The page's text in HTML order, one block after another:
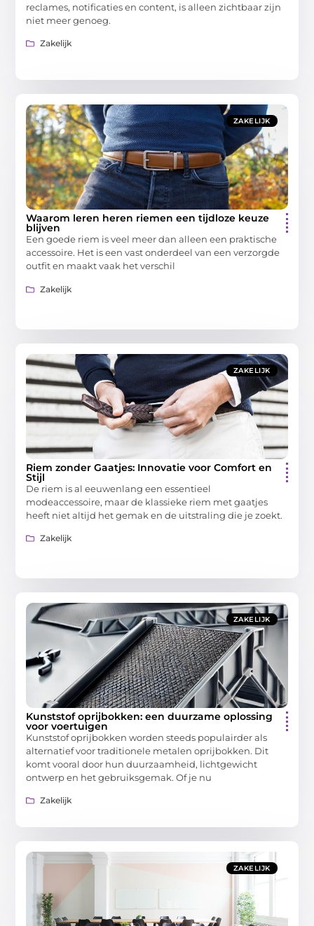
reclames, notificaties en content, is alleen zichtbaar zijn
niet meer genoeg.
Zakelijk
ZAKELIJK
Waarom leren heren riemen een tijdloze keuze
blijven
Een goede riem is veel meer dan alleen een praktische
accessoire. Het is een vast onderdeel van een verzorgde
outfit en maakt vaak het verschil
Zakelijk
ZAKELIJK
Riem zonder Gaatjes: Innovatie voor Comfort en
Stijl
De riem is al eeuwenlang een essentieel
modeaccessoire, maar de klassieke riem met gaatjes
heeft niet altijd het gemak en de uitstraling die je zoekt.
Zakelijk
ZAKELIJK
Kunststof oprijbokken: een duurzame oplossing
voor voertuigen
Kunststof oprijbokken worden steeds populairder als
alternatief voor traditionele metalen oprijbokken. Dit
komt vooral door hun duurzaamheid, lichtgewicht
ontwerp en het gebruiksgemak. Of je nu
Zakelijk
ZAKELIJK